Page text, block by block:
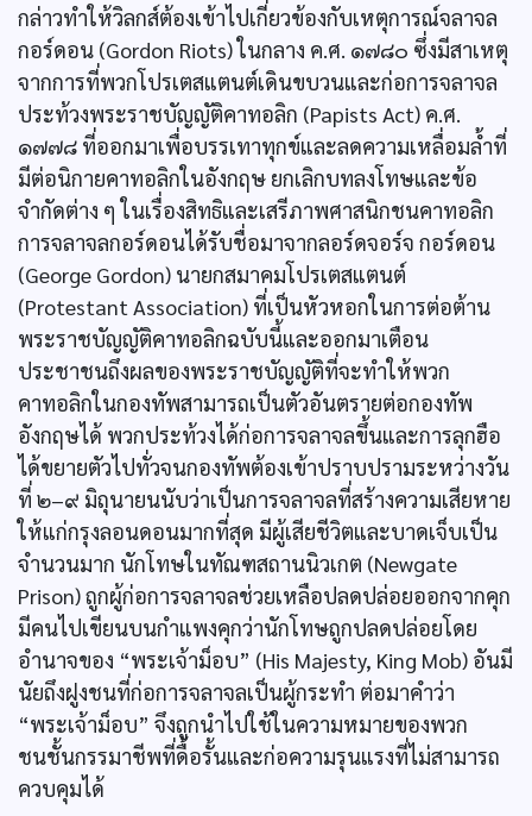
กล่าวทำให้วิลกส์ต้องเข้าไปเกี่ยวข้องกับเหตุการณ์จลาจล
กอร์ดอน (Gordon Riots) ในกลาง ค.ศ. ๑๗๘๐ ซึ่งมีสาเหตุ
จากการที่พวกโปรเตสแตนต์เดินขบวนและก่อการจลาจล
ประท้วงพระราชบัญญัติคาทอลิก (Papists Act) ค.ศ.
๑๗๗๘ ที่ออกมาเพื่อบรรเทาทุกข์และลดความเหลื่อมล้ำที่
มีต่อนิกายคาทอลิกในอังกฤษ ยกเลิกบทลงโทษและข้อ
จำกัดต่าง ๆ ในเรื่องสิทธิและเสรีภาพศาสนิกชนคาทอลิก
การจลาจลกอร์ดอนได้รับชื่อมาจากลอร์ดจอร์จ กอร์ดอน
(George Gordon) นายกสมาคมโปรเตสแตนต์
(Protestant Association) ที่เป็นหัวหอกในการต่อต้าน
พระราชบัญญัติคาทอลิกฉบับนี้และออกมาเตือน
ประชาชนถึงผลของพระราชบัญญัติที่จะทำให้พวก
คาทอลิกในกองทัพสามารถเป็นตัวอันตรายต่อกองทัพ
อังกฤษได้ พวกประท้วงได้ก่อการจลาจลขึ้นและการลุกฮือ
ได้ขยายตัวไปทั่วจนกองทัพต้องเข้าปราบปรามระหว่างวัน
ที่ ๒–๙ มิถุนายนนับว่าเป็นการจลาจลที่สร้างความเสียหาย
ให้แก่กรุงลอนดอนมากที่สุด มีผู้เสียชีวิตและบาดเจ็บเป็น
จำนวนมาก นักโทษในทัณฑสถานนิวเกต (Newgate
Prison) ถูกผู้ก่อการจลาจลช่วยเหลือปลดปล่อยออกจากคุก
มีคนไปเขียนบนกำแพงคุกว่านักโทษถูกปลดปล่อยโดย
อำนาจของ “พระเจ้าม็อบ” (His Majesty, King Mob) อันมี
นัยถึงฝูงชนที่ก่อการจลาจลเป็นผู้กระทำ ต่อมาคำว่า
“พระเจ้าม็อบ” จึงถูกนำไปใช้ในความหมายของพวก
ชนชั้นกรรมาชีพที่ดื้อรั้นและก่อความรุนแรงที่ไม่สามารถ
ควบคุมได้